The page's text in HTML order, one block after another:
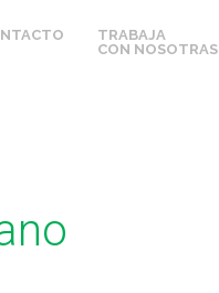
TRABAJA
CON NOSOTRAS